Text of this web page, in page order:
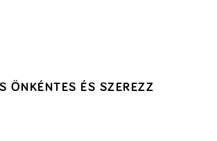
ÖNKÉNTES ÉS SZEREZZ